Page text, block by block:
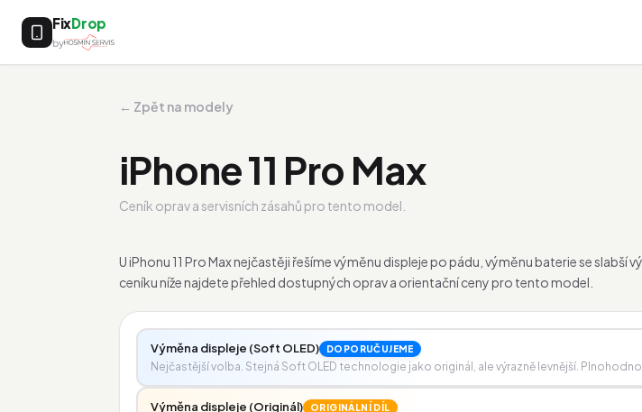
FixDrop
by
← Zpět na modely
iPhone 11 Pro Max
Ceník oprav a servisních zásahů pro tento model.
U iPhonu 11 Pro Max nejčastěji řešíme výměnu displeje po pádu, výměnu baterie se
ceníku níže najdete přehled dostupných oprav a orientační ceny pro tento model.
Výměna displeje (Soft OLED) DOPORUČUJEME
Nejčastější volba. Stejná Soft OLED technologie jako originál, ale výrazně levnější.
Výměna displeje (Originál) ORIGINÁLNÍ DÍL